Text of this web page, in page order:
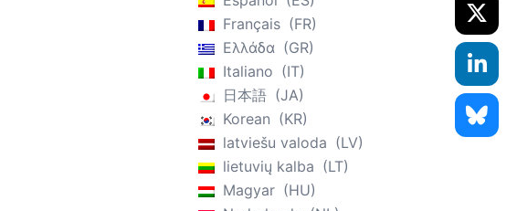
Français
FR
Ελλάδα
GR
Italiano
IT
日本語
JA
Korean
KR
latviešu valoda
LV
lietuvių kalba
LT
Magyar
HU